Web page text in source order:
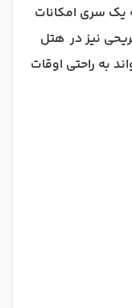
یک سری امکانات
نیز در هتل
به راحتی اوقات